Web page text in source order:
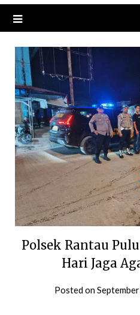
Polsek Rantau
Hari Jaga
Posted on